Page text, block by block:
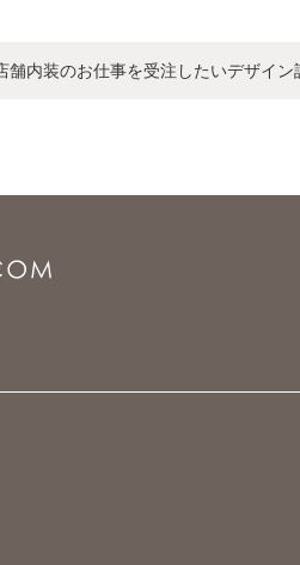
舗内装のお仕事を受注したいデザイ